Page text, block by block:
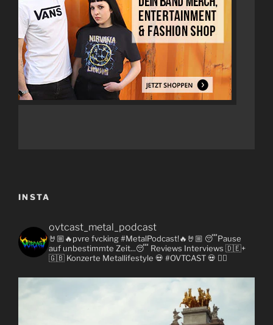
INSTA
ovtcast_metal_podcast
🤘🏼🔥pvre fvcking #MetalPodcast!🔥🤘🏼 😴Pause
auf unbestimmte Zeit...😴 Reviews Interviews 🇩🇪+
🇬🇧 Konzerte Metallifestyle 💀 #OVTCAST 💀 👇🏼